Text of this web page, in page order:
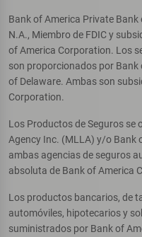
Bank of America Private
N.A., Miembro de FDIC y
of America Corporation. Los
son proporcionados por Bank
of Delaware. Ambas son
Corporation.
Los Productos de Seguros se
Agency Inc. (MLLA) y/o Bank
ambas agencias de seguros
absoluta de Bank of America
Los productos bancarios, de
automóviles, hipotecarios y
suministrados por Bank of